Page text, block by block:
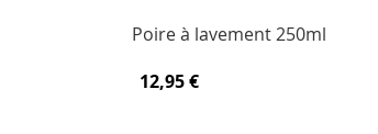
Poire à lavement 250ml
12,95 €